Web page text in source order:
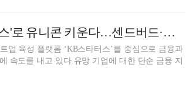
양종희號 KB금융, 'KB스타터스'로 유니콘 키운다…센드버드·한국신용데이터 등 협업 성과 [금융권 생산적 중기 육성]
업 육성 플랫폼 ‘KB스타터스’를 중심으로 금융과
속도를 내고 있다.유망 기업에 대한 단순 금융 지